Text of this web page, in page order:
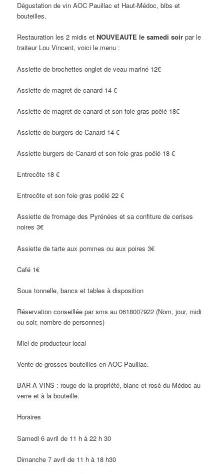
Dégustation de vin AOC Pauillac et Haut-Médoc, bibs et
bouteilles.
Restauration les 2 midis etNOUVEAUTE le samedi soir par le
traiteur Lou Vincent, voici le menu :
Assiette de brochettes onglet de veau mariné 12€
Assiette de magret de canard 14 €
Assiette de magret de canard et son foie gras poêlé 18€
Assiette de burgers de Canard 14 €
Assiette burgers de Canard et son foie gras poêlé 18 €
Entrecôte 18 €
Entrecôte et son foie gras poêlé 22 €
Assiette de fromage des Pyrénées et sa confiture de cerises
noires 3€
Assiette de tarte aux pommes ou aux poires 3€
Café 1€
Sous tonnelle, bancs et tables à disposition
Réservation conseillée par sms au 0618007922 (Nom, jour, midi
ou soir, nombre de personnes)
Miel de producteur local
Vente de grosses bouteilles en AOC Pauillac.
BAR A VINS : rouge de la propriété, blanc et rosé du Médoc au
verre et à la bouteille.
Horaires
Samedi 6 avril de 11 h à 22 h 30
Dimanche 7 avril de 11 h à 18 h30